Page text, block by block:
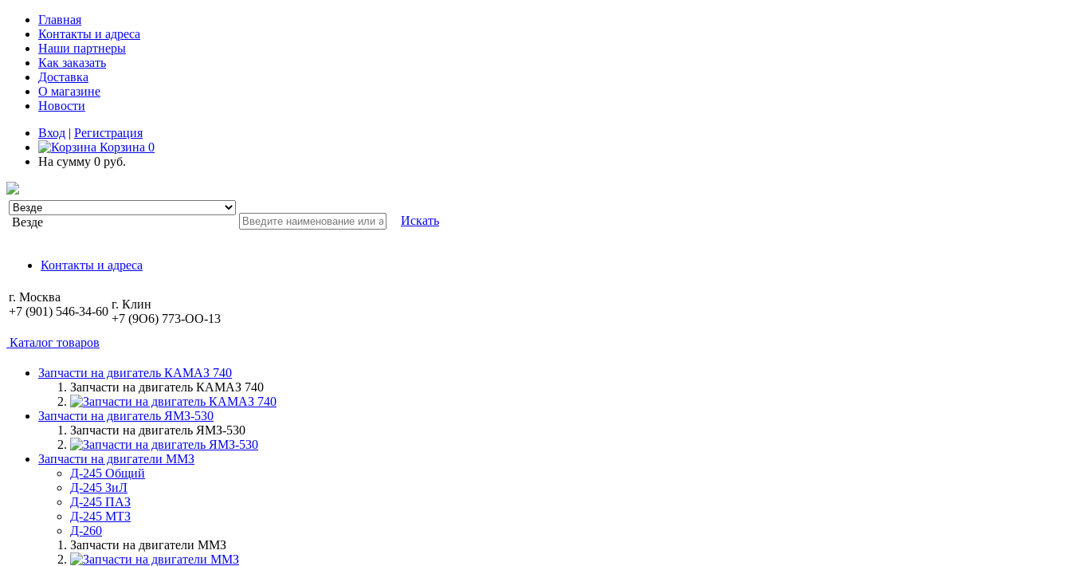
Главная
Контакты и адреса
Наши партнеры
Как заказать
Доставка
О магазине
Новости
Вход | Регистрация
Корзина 0
На сумму 0 руб.
Везде Искать
Контакты и адреса
г. Москва
+7 (901) 546-34-60
г. Клин
+7 (9O6) 773-OO-13
Каталог товаров
Запчасти на двигатель КАМАЗ 740
Запчасти на двигатель КАМАЗ 740
Запчасти на двигатель ЯМЗ-530
Запчасти на двигатель ЯМЗ-530
Запчасти на двигатели ММЗ
Д-245 Общий
Д-245 ЗиЛ
Д-245 ПАЗ
Д-245 МТЗ
Д-260
Запчасти на двигатели ММЗ